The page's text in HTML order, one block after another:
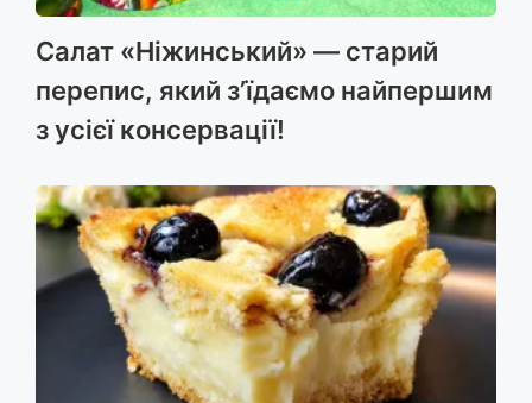
Салат «Ніжинський» — старий
перепис, який з’їдаємо найпершим
з усієї консервації!